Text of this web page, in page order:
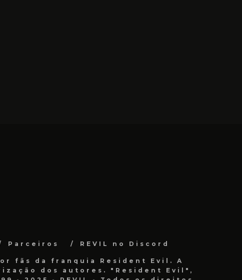
Parceiros REVIL no Discord
fãs da franquia Resident Evil. A
dos autores. "Resident Evil",